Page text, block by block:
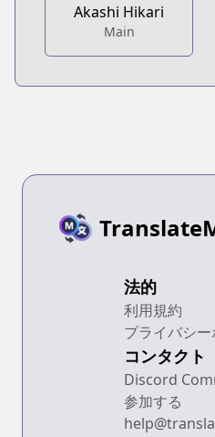
Akashi Hikari
Main
法的
利用規約
プライバシ
コンタクト
Discord
参加する